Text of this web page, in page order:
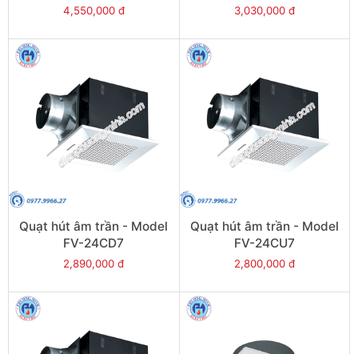
4,550,000 đ 3,030,000 đ
Quạt hút âm trần - Model
FV-24CD7
2,890,000 đ
Quạt hút âm trần - Model
FV-24CU7
2,800,000 đ